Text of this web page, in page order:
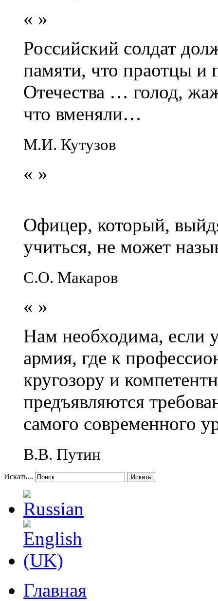
« »
Российский солдат
памяти, что праотцы и
Отечества … голод,
что вменяли…
М.И. Кутузов
« »
Офицер, который,
учиться, не может
С.О. Макаров
« »
Нам необходима, если
армия, где к
кругозору и
предъявляются
самого современного
В.В. Путин
Искать... Искать
Главная